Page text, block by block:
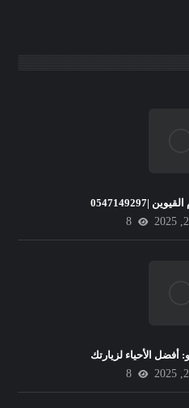
|0547149297
8
أفضل الأحياء لزيارتك
8